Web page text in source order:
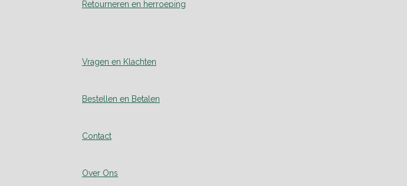
Retourneren en herroeping
Vragen en Klachten
Bestellen en Betalen
Contact
Over Ons